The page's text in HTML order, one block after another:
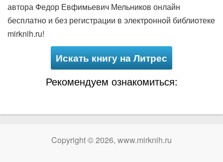
автора Федор Евфимьевич Мельников онлайн
бесплатно и без регистрации в электронной библиотеке
mirknih.ru!
Искать книгу на Литрес
Рекомендуем ознакомиться:
Copyright © 2026, www.mirknih.ru